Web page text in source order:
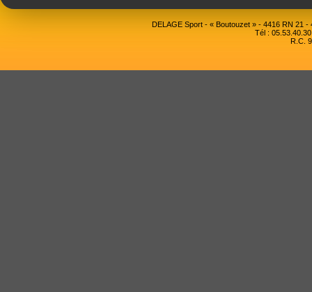
DELAGE Sport - « Boutouzet » - 4416 RN 21
Tél :
R.C.